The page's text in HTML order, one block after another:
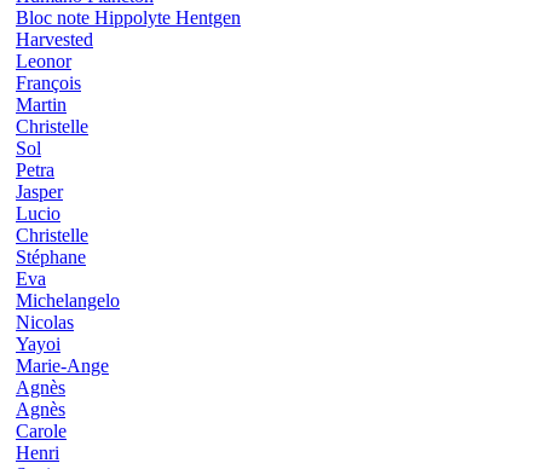
Bloc note Hippolyte Hentgen
Harvested
Leonor
François
Martin
Christelle
Sol
Petra
Jasper
Lucio
Christelle
Stéphane
Eva
Michelangelo
Nicolas
Yayoi
Marie-Ange
Agnès
Agnès
Carole
Henri